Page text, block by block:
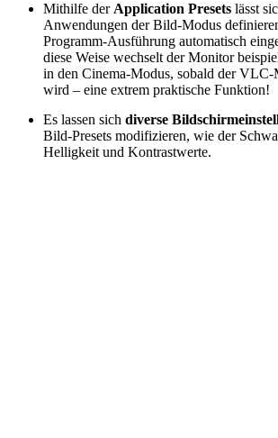
Mithilfe der Application Presets lässt
Anwendungen der Bild-Modus
Programm-Ausführung automatisch
diese Weise wechselt der Monitor
in den Cinema-Modus, sobald der VLC-
wird – eine extrem praktische Funktion!
Es lassen sich diverse
Bild-Presets modifizieren, wie der
Helligkeit und Kontrastwerte.